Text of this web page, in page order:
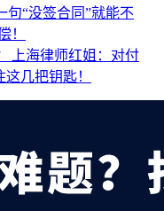
句“没签合同”就能不
！
上海律师红姐：对付
几把钥匙！